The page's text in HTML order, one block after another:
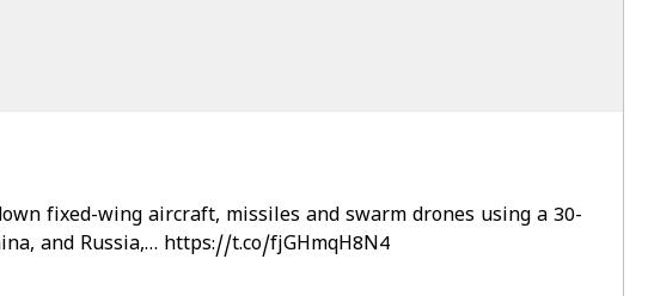
fixed-wing aircraft, missiles and swarm drones using a 30-
and Russia,… https://t.co/fjGHmqH8N4